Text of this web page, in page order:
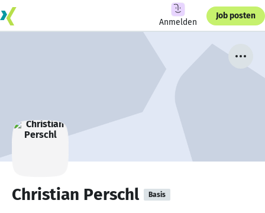
Anmelden
Job posten
Christian Perschl Basis